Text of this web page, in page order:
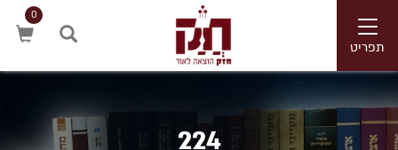
Toggle
navigationתפריט
0
224